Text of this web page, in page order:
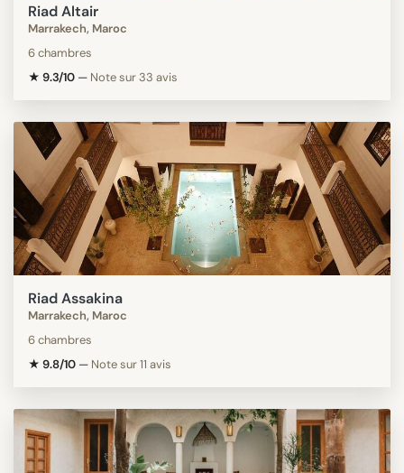
Riad Altair
Marrakech, Maroc
6 chambres
★ 9.3/10 — Note sur 33 avis
Riad Assakina
Marrakech, Maroc
6 chambres
★ 9.8/10 — Note sur 11 avis